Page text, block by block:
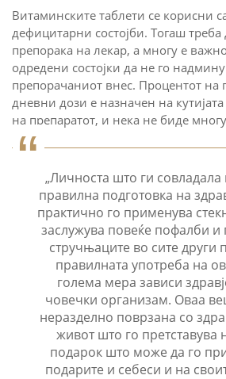
Витаминските таблети се корисни
дефицитарни состојби. Тогаш треба
препорака на лекар, а многу е
одредени состојки да не го
препорачаниот внес. Процентот на
дневни дози е назначен на
на препаратот, и нека не биде
„Личноста што ги
правилна подготовка на
практично го применува
заслужува повеќе пофалби и
стручњаците во сите други
правилната употреба на
голема мера зависи
човечки организам. Оваа
неразделно поврзана со
живот што го претставува
подарок што може да го
подарите и себеси и на